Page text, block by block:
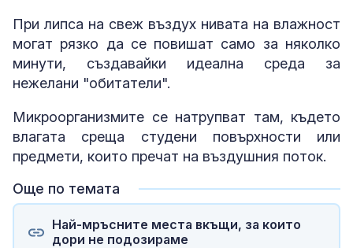
При липса на свеж въздух нивата на влажност
могат рязко да се повишат само за няколко
минути, създавайки идеална среда за
нежелани "обитатели".
Микроорганизмите се натрупват там, където
влагата среща студени повърхности или
предмети, които пречат на въздушния поток.
Още по темата
Най-мръсните места вкъщи, за които
дори не подозираме